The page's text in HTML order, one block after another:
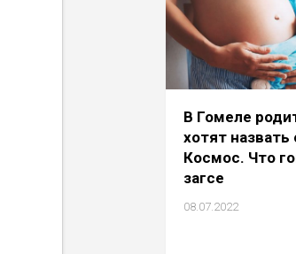
В Гомеле
хотят назвать
Космос. Что
загсе
08.07.2022